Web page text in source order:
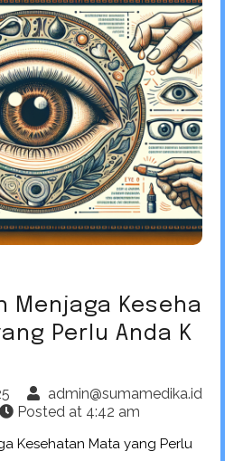
Menjaga Keseha
Perlu Anda K
admin@sumamedika.id
Posted at 4:42 am
Kesehatan Mata yang Perlu